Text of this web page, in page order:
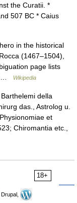
the Curatii. *
507 BC * Caius
in the historical
(1467–1504),
page lists
…
Wikipedia
della
das., Astrolog u.
et
Chiromantia etc.,
18+
Drupal,